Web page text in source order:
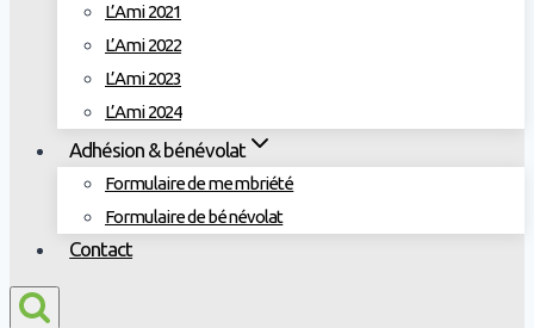
L’Ami 2021
L’Ami 2022
L’Ami 2023
L’Ami 2024
Adhésion & bénévolat
Formulaire de membriété
Formulaire de bénévolat
Contact